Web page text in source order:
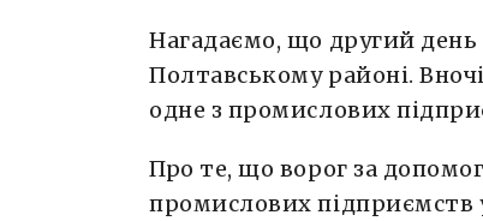
Нагадаємо, що другий день
Полтавському районі.
одне з промислових
Про те, що ворог за
промислових підприємств